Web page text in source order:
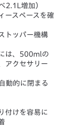
2.1L増加）
ースペースを確
トッパー機構
は、500mlの
アクセサリー
動的に閉まる
付けを容易に